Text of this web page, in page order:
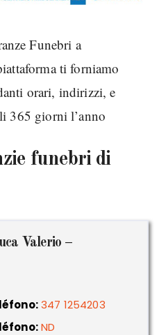
Funebri a
ti forniamo
orari, indirizzi, e
365 giorni l’anno
funebri di
Valerio –
347 1254203
ND